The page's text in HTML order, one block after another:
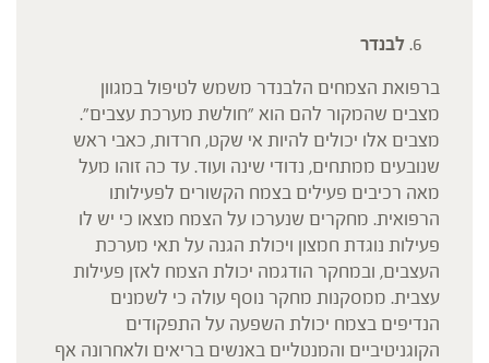
לבנדר
ברפואת הצמחים הלבנדר משמש לטיפול במגוון
מצבים שהמקור להם הוא "חולשת מערכת עצבים".
מצבים אלו יכולים להיות אי שקט, חרדות, כאבי ראש
שנובעים ממתחים, נדודי שינה ועוד. עד כה זוהו מעל
מאה רכיבים פעילים בצמח הקשורים לפעילותו
הרפואית. מחקרים שנערכו על הצמח מצאו כי יש לו
פעילות נוגדת חמצון ויכולת הגנה על תאי מערכת
העצבים, ובמחקר הודגמה יכולת הצמח לאזן פעילות
עצבית. ממסקנות מחקר נוסף עולה כי לשמנים
הנדיפים בצמח יכולת השפעה על התפקודים
הקוגניטיביים והמנטליים באנשים בריאים ולאחרונה אף